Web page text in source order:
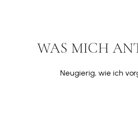
WAS MICH
Neugierig, wie ich